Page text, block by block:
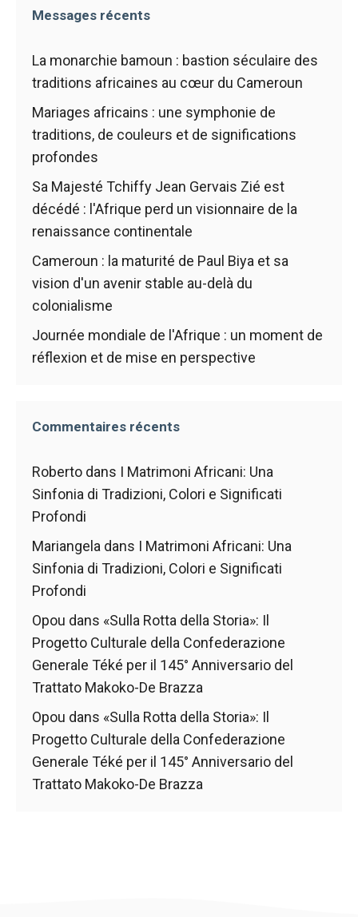
Messages récents
La monarchie bamoun : bastion séculaire des
traditions africaines au cœur du Cameroun
Mariages africains : une symphonie de
traditions, de couleurs et de significations
profondes
Sa Majesté Tchiffy Jean Gervais Zié est
décédé : l'Afrique perd un visionnaire de la
renaissance continentale
Cameroun : la maturité de Paul Biya et sa
vision d'un avenir stable au-delà du
colonialisme
Journée mondiale de l'Afrique : un moment de
réflexion et de mise en perspective
Commentaires récents
Roberto dans I Matrimoni Africani: Una
Sinfonia di Tradizioni, Colori e Significati
Profondi
Mariangela dans I Matrimoni Africani: Una
Sinfonia di Tradizioni, Colori e Significati
Profondi
Opou dans «Sulla Rotta della Storia»: Il
Progetto Culturale della Confederazione
Generale Téké per il 145° Anniversario del
Trattato Makoko-De Brazza
Opou dans «Sulla Rotta della Storia»: Il
Progetto Culturale della Confederazione
Generale Téké per il 145° Anniversario del
Trattato Makoko-De Brazza